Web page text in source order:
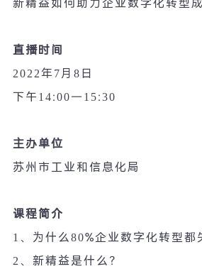
新精益如何助力企业数字化转型
直播时间
2022年7月 8 日
下午 14:00—15:30
主办单位
苏州市工业和信息化局
课程简介
1 、为什么80%企业数字化转型都
2、新精益是什么？